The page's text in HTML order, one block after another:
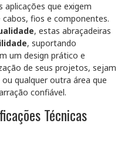
aplicações que exigem
fios e componentes.
, estas abraçadeiras
, suportando
um design prático e
de seus projetos, sejam
qualquer outra área que
confiável.
Técnicas